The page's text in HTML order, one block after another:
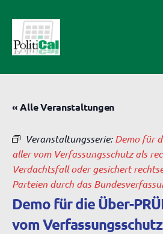
AK
« Alle Veranstaltungen
Veranstaltungsserie: Demo für
aller vom Verfassungsschutz als
Verdachtsfall oder gesichert
Parteien durch das
Demo für die Über-
vom